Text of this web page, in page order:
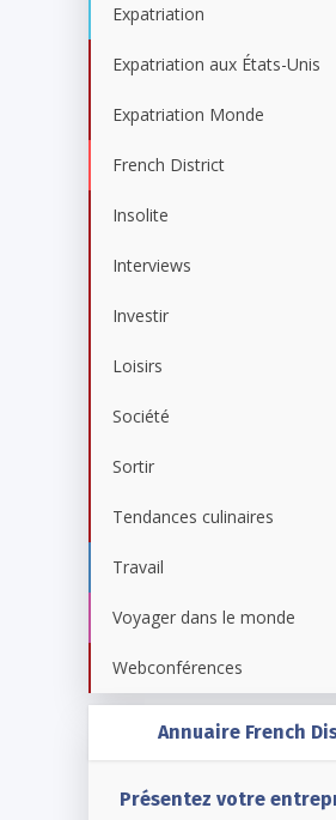
Expatriation
Expatriation aux États-Unis
Expatriation Monde
French District
Insolite
Interviews
Investir
Loisirs
Société
Sortir
Tendances culinaires
Travail
Voyager dans le monde
Webconférences
Annuaire French
Présentez votre